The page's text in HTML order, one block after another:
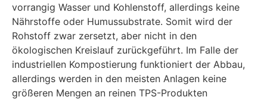
vorrangig Wasser und Kohlenstoff, allerdings keine
Nährstoffe oder Humussubstrate. Somit wird der
Rohstoff zwar zersetzt, aber nicht in den
ökologischen Kreislauf zurückgeführt. Im Falle der
industriellen Kompostierung funktioniert der Abbau,
allerdings werden in den meisten Anlagen keine
größeren Mengen an reinen TPS-Produkten